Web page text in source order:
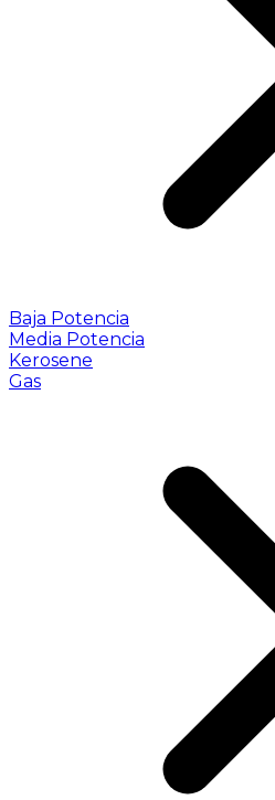
Baja Potencia
Media Potencia
Kerosene
Gas